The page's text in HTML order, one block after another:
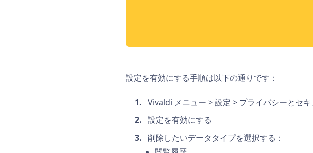
設定を有効にする手順は以下の通りです：
Vivaldi メニュー > 設定 > プライバシーとセ
設定を有効にする
削除したいデータタイプを選択する：